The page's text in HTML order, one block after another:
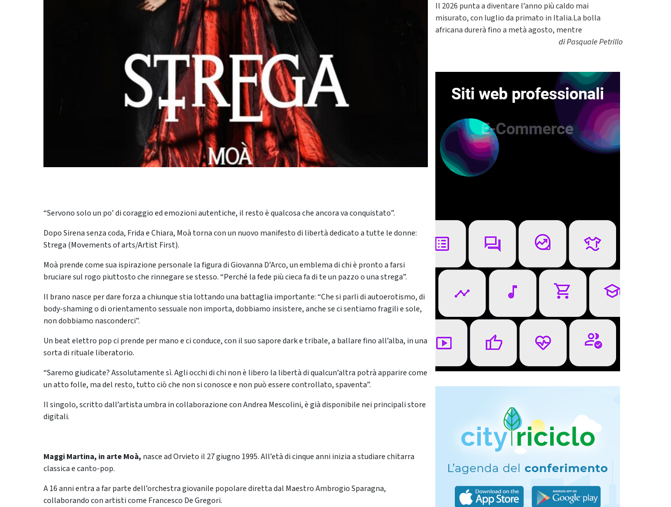
“Servono solo un po’ di coraggio ed emozioni autentiche, il resto è qualcosa che ancora va conquistato”.
Dopo Sirena senza coda, Frida e Chiara, Moà torna con un nuovo manifesto di libertà dedicato a tutte le donne:
Strega (Movements of arts/Artist First).
Moà prende come sua ispirazione personale la figura di Giovanna D’Arco, un emblema di chi è pronto a farsi
bruciare sul rogo piuttosto che rinnegare se stesso. “Perché la fede più cieca fa di te un pazzo o una strega”.
Il brano nasce per dare forza a chiunque stia lottando una battaglia importante: “Che si parli di autoerotismo, di
body-shaming o di orientamento sessuale non importa, dobbiamo insistere, anche se ci sentiamo fragili e sole,
non dobbiamo nasconderci”.
Un beat elettro pop ci prende per mano e ci conduce, con il suo sapore dark e tribale, a ballare fino all’alba, in una
sorta di rituale liberatorio.
“Saremo giudicate? Assolutamente sì. Agli occhi di chi non è libero la libertà di qualcun’altra potrà apparire come
un atto folle, ma del resto, tutto ciò che non si conosce e non può essere controllato, spaventa”.
Il singolo, scritto dall’artista umbra in collaborazione con Andrea Mescolini, è già disponibile nei principali store
digitali.
Maggi Martina, in arte Moà, nasce ad Orvieto il 27 giugno 1995. All’età di cinque anni inizia a studiare chitarra
classica e canto-pop.
A 16 anni entra a far parte dell’orchestra giovanile popolare diretta dal Maestro Ambrogio Sparagna,
collaborando con artisti come Francesco De Gregori.
Il 2026 punta a diventare l’anno più caldo mai
misurato, con luglio da primato in Italia.La bolla
africana durerà fino a metà agosto, mentre
diPasquale Petrillo